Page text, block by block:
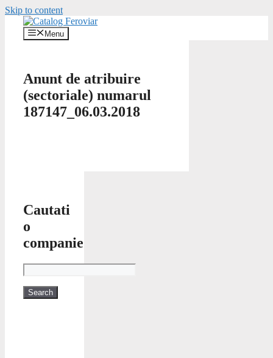
Skip to content
Menu
Anunt de atribuire
(sectoriale) numarul
187147_06.03.2018
Cautati
o
companie